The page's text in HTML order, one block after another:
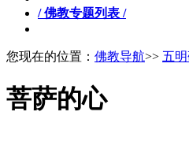
/ 佛教专题列表 /
您现在的位置： 佛教导航>> 五
菩萨的心